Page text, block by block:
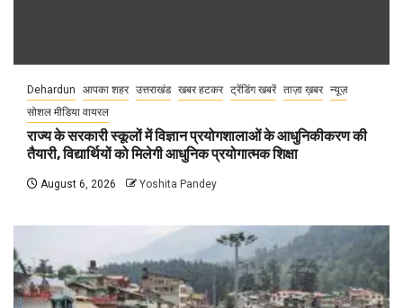
Dehardun आपका शहर उत्तराखंड खबर हटकर ट्रेंडिंग खबरें ताज़ा ख़बर न्यूज़
सोशल मीडिया वायरल
राज्य के सरकारी स्कूलों में विज्ञान प्रयोगशालाओं के आधुनिकीकरण की
तैयारी, विद्यार्थियों को मिलेगी आधुनिक प्रयोगात्मक शिक्षा
August 6, 2026 Yoshita Pandey